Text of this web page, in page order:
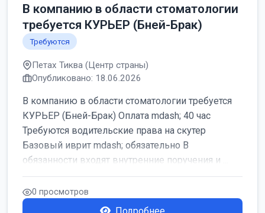
В компанию в области стоматологии
требуется КУРЬЕР (Бней-Брак)
Требуются
Петах Тиква (Центр страны)
Опубликовано: 18.06.2026
В компанию в области стоматологии требуется
КУРЬЕР (Бней-Брак) Оплата mdash; 40 час
Требуются водительские права на скутер
Базовый иврит mdash; обязательно В
обязанности входят внутренние поручения и ...
0 просмотров